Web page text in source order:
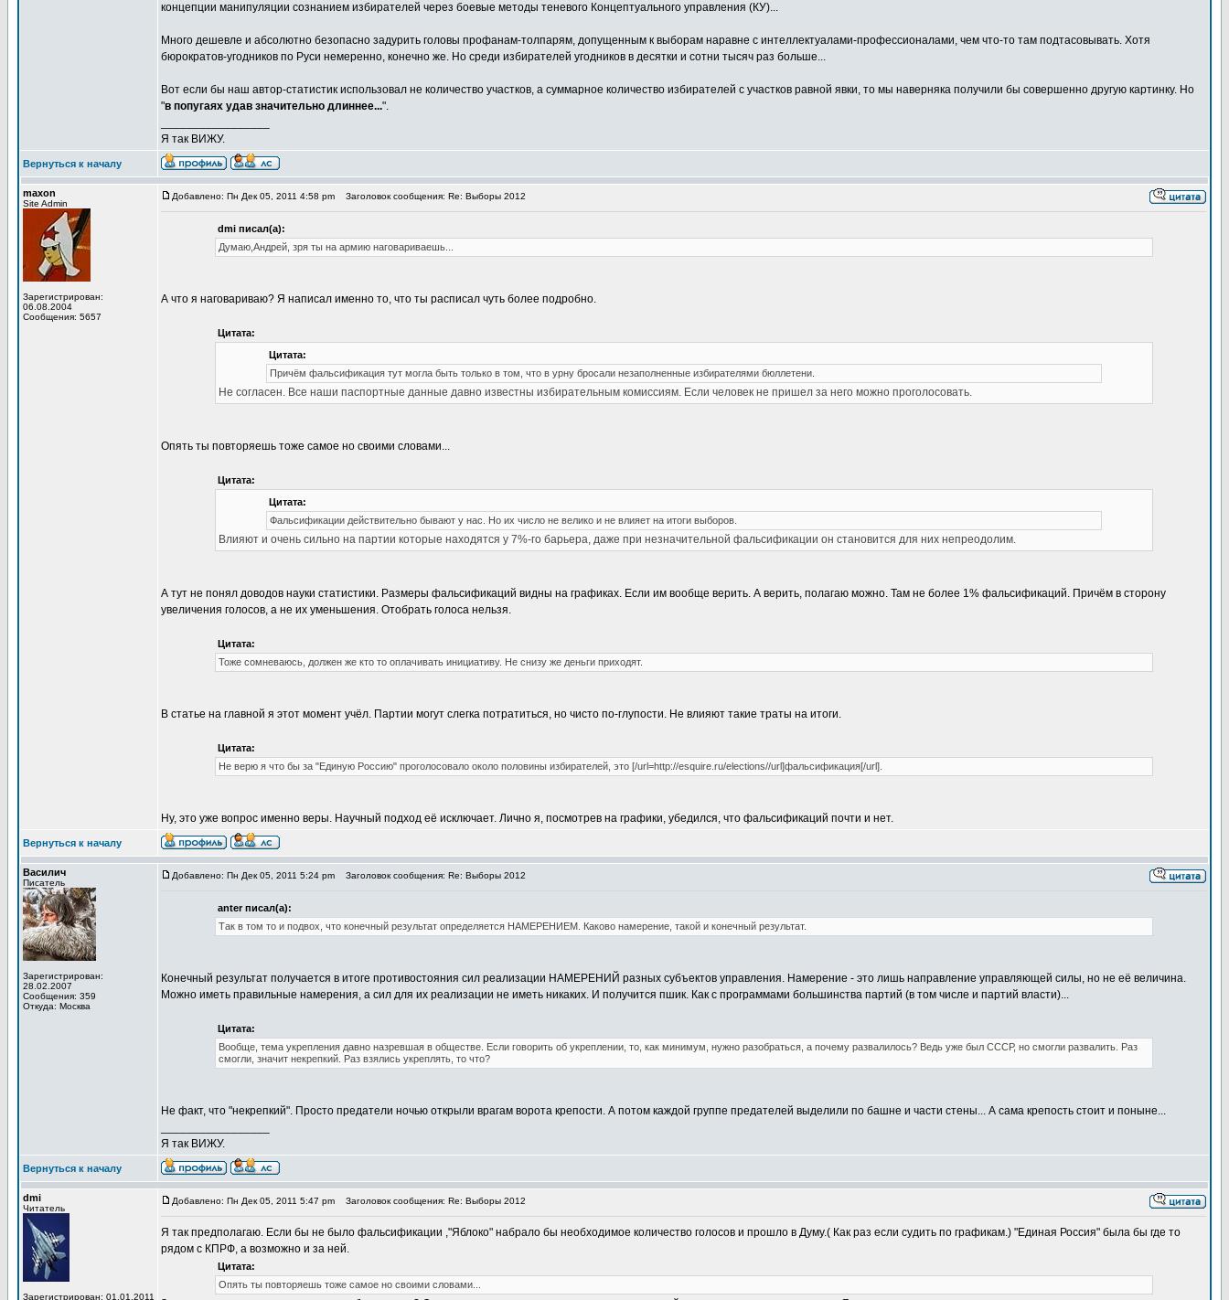
концепции манипуляции сознанием избирателей через боевые методы теневого Концептуального управления (КУ)...
Много дешевле и абсолютно безопасно задурить головы профанам-толпарям, допущенным к выборам наравне с интеллектуалами-профессионалами, чем что-то там подтасовывать. Хотя
бюрократов-угодников по Руси немеренно, конечно же. Но среди избирателей угодников в десятки и сотни тысяч раз больше...
Вот если бы наш автор-статистик использовал не количество участков, а суммарное количество избирателей с участков равной явки, то мы наверняка получили бы совершенно другую картинку. Но
"в попугаях удав значительно длиннее...".
Я так ВИЖУ.
Вернуться к началу
maxon
Site Admin
Зарегистрирован:
06.08.2004
Сообщения: 5657
Добавлено: Пн Дек 05, 2011 4:58 pm Заголовок сообщения: Re: Выборы 2012
dmi писал(а):
Думаю,Андрей, зря ты на армию наговариваешь...
А что я наговариваю? Я написал именно то, что ты расписал чуть более подробно.
Цитата:
Цитата:
Причём фальсификация тут могла быть только в том, что в урну бросали незаполненные избирателями бюллетени.
Не согласен. Все наши паспортные данные давно известны избирательным комиссиям. Если человек не пришел за него можно проголосовать.
Опять ты повторяешь тоже самое но своими словами...
Цитата:
Цитата:
Фальсификации действительно бывают у нас. Но их число не велико и не влияет на итоги выборов.
Влияют и очень сильно на партии которые находятся у 7%-го барьера, даже при незначительной фальсификации он становится для них непреодолим.
А тут не понял доводов науки статистики. Размеры фальсификаций видны на графиках. Если им вообще верить. А верить, полагаю можно. Там не более 1% фальсификаций. Причём в сторону
увеличения голосов, а не их уменьшения. Отобрать голоса нельзя.
Цитата:
Тоже сомневаюсь, должен же кто то оплачивать инициативу. Не снизу же деньги приходят.
В статье на главной я этот момент учёл. Партии могут слегка потратиться, но чисто по-глупости. Не влияют такие траты на итоги.
Цитата:
Не верю я что бы за "Единую Россию" проголосовало около половины избирателей, это [/url=http://esquire.ru/elections//url]фальсификация[/url].
Ну, это уже вопрос именно веры. Научный подход её исключает. Лично я, посмотрев на графики, убедился, что фальсификаций почти и нет.
Вернуться к началу
Василич
Писатель
Зарегистрирован:
28.02.2007
Сообщения: 359
Откуда: Москва
Добавлено: Пн Дек 05, 2011 5:24 pm Заголовок сообщения: Re: Выборы 2012
anter писал(а):
Так в том то и подвох, что конечный результат определяется НАМЕРЕНИЕМ. Каково намерение, такой и конечный результат.
Конечный результат получается в итоге противостояния сил реализации НАМЕРЕНИЙ разных субъектов управления. Намерение - это лишь направление управляющей силы, но не её величина.
Можно иметь правильные намерения, а сил для их реализации не иметь никаких. И получится пшик. Как с программами большинства партий (в том числе и партий власти)...
Цитата:
Вообще, тема укрепления давно назревшая в обществе. Если говорить об укреплении, то, как минимум, нужно разобраться, а почему развалилось? Ведь уже был СССР, но смогли развалить. Раз
смогли, значит некрепкий. Раз взялись укреплять, то что?
Не факт, что "некрепкий". Просто предатели ночью открыли врагам ворота крепости. А потом каждой группе предателей выделили по башне и части стены... А сама крепость стоит и поныне...
Я так ВИЖУ.
Вернуться к началу
dmi
Читатель
Зарегистрирован: 01.01.2011
Добавлено: Пн Дек 05, 2011 5:47 pm Заголовок сообщения: Re: Выборы 2012
Я так предполагаю. Если бы не было фальсификации ,"Яблоко" набрало бы необходимое количество голосов и прошло в Думу.( Как раз если судить по графикам.) "Единая Россия" была бы где то
рядом с КПРФ, а возможно и за ней.
Цитата:
Опять ты повторяешь тоже самое но своими словами...